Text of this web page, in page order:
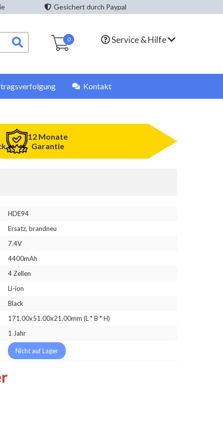
Gesichert durch Paypal
0 Service & Hilfe
Kontakt
12 Monate
Garantie
HDE94
Ersatz, brandneu
7.4V
4400mAh
4 Zellen
Li-ion
Black
171.00x51.00x21.00mm (L * B * H)
1 Jahr
Nicht auf Lager